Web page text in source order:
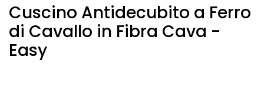
Cuscino Antidecubito a Ferro
di Cavallo in Fibra Cava -
Easy